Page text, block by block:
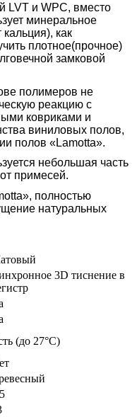
LVT и WPC, вместо
минеральное
как
плотное(прочное)
замковой
полимеров не
реакцию с
ковриками и
виниловых полов,
полов «Lamotta».
небольшая часть
примесей.
полностью
натуральных
3D тиснение в
(до 27°С)